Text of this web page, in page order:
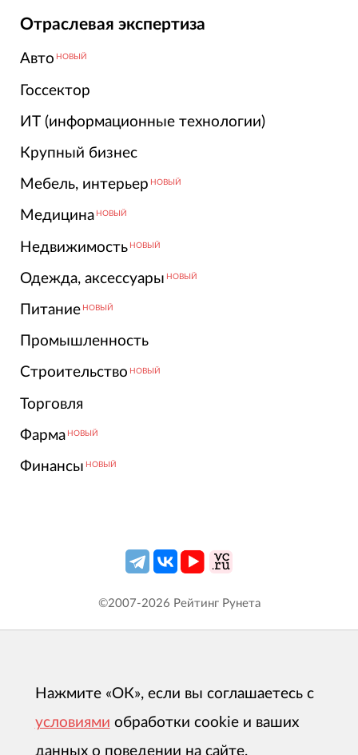
Отраслевая экспертиза
Авто НОВЫЙ
Госсектор
ИТ (информационные технологии)
Крупный бизнес
Мебель, интерьер НОВЫЙ
Медицина НОВЫЙ
Недвижимость НОВЫЙ
Одежда, аксессуары НОВЫЙ
Питание НОВЫЙ
Промышленность
Строительство НОВЫЙ
Торговля
Фарма НОВЫЙ
Финансы НОВЫЙ
©2007-2026 Рейтинг Рунета
Нажмите «ОК», если вы соглашаетесь с
условиями обработки cookie и ваших
данных о поведении на сайте,